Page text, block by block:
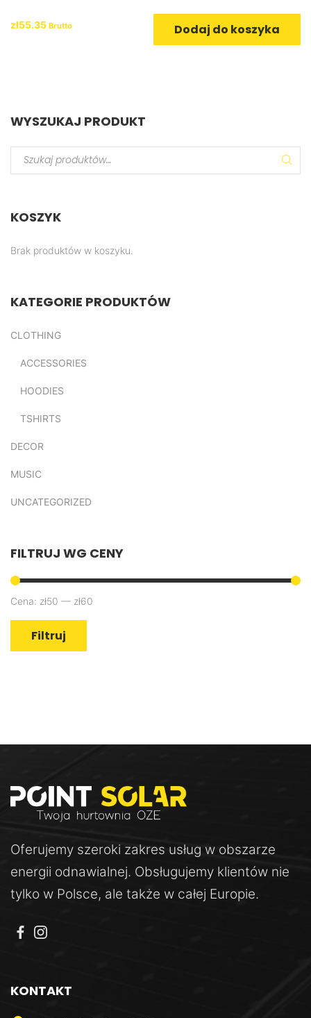
zł55.35 Brutto Dodaj do koszyka
WYSZUKAJ PRODUKT
KOSZYK
Brak produktów w koszyku.
KATEGORIE PRODUKTÓW
CLOTHING
ACCESSORIES
HOODIES
TSHIRTS
DECOR
MUSIC
UNCATEGORIZED
FILTRUJ WG CENY
Filtruj
Cena: zł50 — zł60
Oferujemy szeroki zakres usług w obszarze
energii odnawialnej. Obsługujemy klientów nie
tylko w Polsce, ale także w całej Europie.
KONTAKT